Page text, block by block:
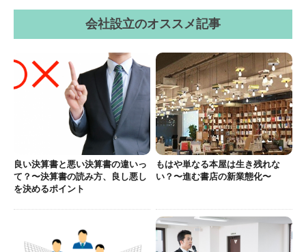
会社設立のオススメ記事
良い決算書と悪い決算書の違いっ
て？〜決算書の読み方、良し悪し
を決めるポイント
もはや単なる本屋は生き残れな
い？〜進む書店の新業態化〜